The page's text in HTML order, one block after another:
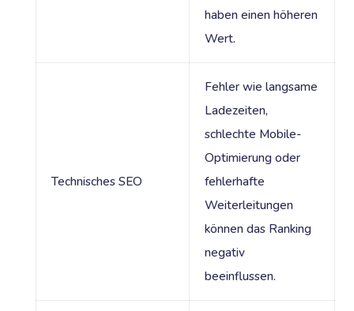
haben einen höheren
Wert.
Technisches SEO
Fehler wie langsame
Ladezeiten,
schlechte Mobile-
Optimierung oder
fehlerhafte
Weiterleitungen
können das Ranking
negativ
beeinflussen.